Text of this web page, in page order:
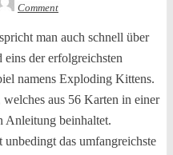
Comment
man auch schnell über
der erfolgreichsten
namens Exploding Kittens.
aus 56 Karten in einer
Anleitung beinhaltet.
das umfangreichste